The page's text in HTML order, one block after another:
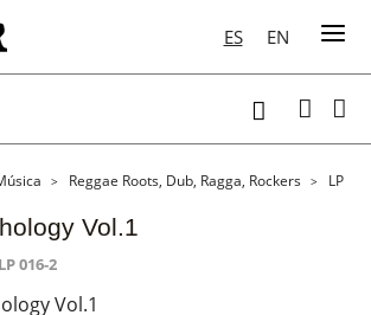
ES EN

Reggae Roots, Dub, Ragga, Rockers LP
Vol.1
016-2